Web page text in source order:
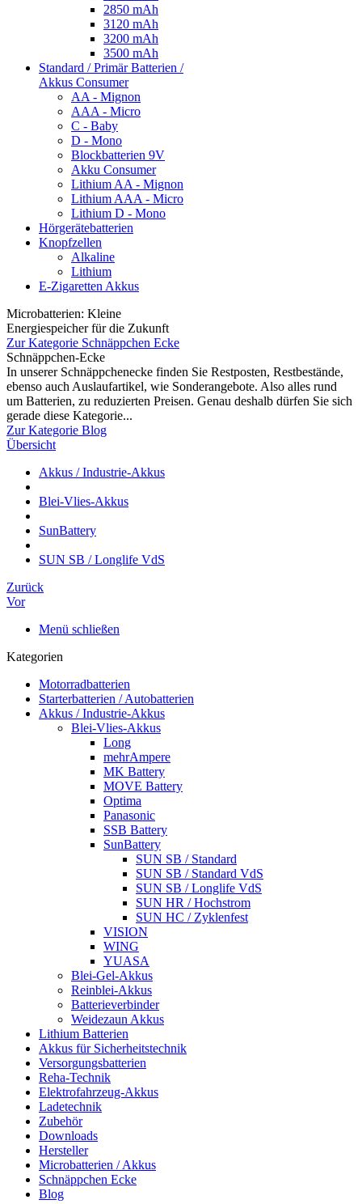
2850 mAh
3120 mAh
3200 mAh
3500 mAh
Standard / Primär Batterien /
Akkus Consumer
AA - Mignon
AAA - Micro
C - Baby
D - Mono
Blockbatterien 9V
Akku Consumer
Lithium AA - Mignon
Lithium AAA - Micro
Lithium D - Mono
Hörgerätebatterien
Knopfzellen
Alkaline
Lithium
E-Zigaretten Akkus
Microbatterien: Kleine
Energiespeicher für die Zukunft
Zur Kategorie Schnäppchen Ecke
Schnäppchen-Ecke
In unserer Schnäppchenecke finden Sie Restposten, Restbestände,
ebenso auch Auslaufartikel, wie Sonderangebote. Also alles rund
um Batterien, zu reduzierten Preisen. Genau deshalb dürfen Sie sich
gerade diese Kategorie...
Zur Kategorie Blog
Übersicht
Akkus / Industrie-Akkus
Blei-Vlies-Akkus
SunBattery
SUN SB / Longlife VdS
Zurück
Vor
Menü schließen
Kategorien
Motorradbatterien
Starterbatterien / Autobatterien
Akkus / Industrie-Akkus
Blei-Vlies-Akkus
Long
mehrAmpere
MK Battery
MOVE Battery
Optima
Panasonic
SSB Battery
SunBattery
SUN SB / Standard
SUN SB / Standard VdS
SUN SB / Longlife VdS
SUN HR / Hochstrom
SUN HC / Zyklenfest
VISION
WING
YUASA
Blei-Gel-Akkus
Reinblei-Akkus
Batterieverbinder
Weidezaun Akkus
Lithium Batterien
Akkus für Sicherheitstechnik
Versorgungsbatterien
Reha-Technik
Elektrofahrzeug-Akkus
Ladetechnik
Zubehör
Downloads
Hersteller
Microbatterien / Akkus
Schnäppchen Ecke
Blog